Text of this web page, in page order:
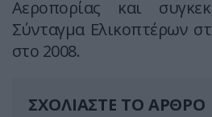
Αεροπορίας και
Σύνταγμα Ελικοπτέρων
στο 2008.
ΣΧΟΛΙΑΣΤΕ ΤΟ ΑΡΘΡΟ